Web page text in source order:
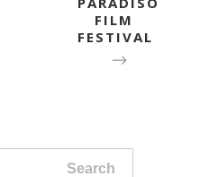
FILM
FESTIVAL
Search